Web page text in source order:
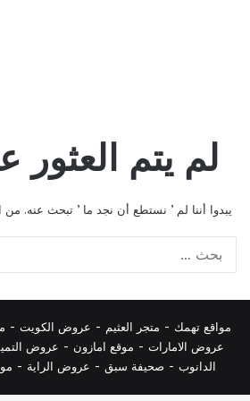
لم يتم العثور
يبدوا أننا لم ’ نستطع أن نجد ما ’ تبحث عنه.
مواقع تهمك - متجر العثيم - عروض الكويت -
عروض الامارات - موقع امازون - عروض
الدانوب - صحيفة سبق - عروض الراية -